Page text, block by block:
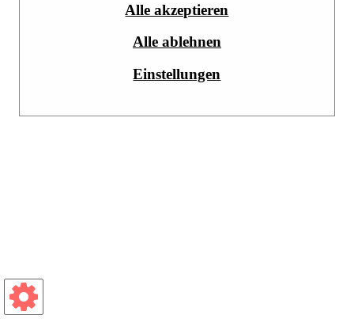
Alle akzeptieren
Alle ablehnen
Einstellungen